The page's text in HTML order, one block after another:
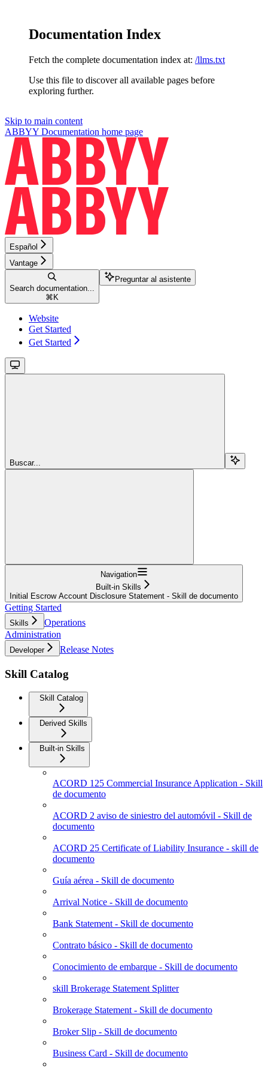
Documentation Index
Fetch the complete documentation index at: /llms.txt
Use this file to discover all available pages before
exploring further.
Skip to main content
ABBYY Documentation home page
Español
Vantage
Search documentation...
⌘ K
Preguntar al asistente
Website
Get Started
Get Started
Buscar...
Navigation
Built-in Skills
Initial Escrow Account Disclosure Statement - Skill de documento
Getting Started
Skills
Operations
Administration
Developer Release Notes
Skill Catalog
Skill Catalog
Derived Skills
Built-in Skills
ACORD 125 Commercial Insurance Application - Skill
de documento
ACORD 2 aviso de siniestro del automóvil - Skill de
documento
ACORD 25 Certificate of Liability Insurance - skill de
documento
Guía aérea - Skill de documento
Arrival Notice - Skill de documento
Bank Statement - Skill de documento
Contrato básico - Skill de documento
Conocimiento de embarque - Skill de documento
skill Brokerage Statement Splitter
Brokerage Statement - Skill de documento
Broker Slip - Skill de documento
Business Card - Skill de documento